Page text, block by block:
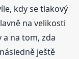
kdy se tlakový
na velikosti
na tom, zda
ještě